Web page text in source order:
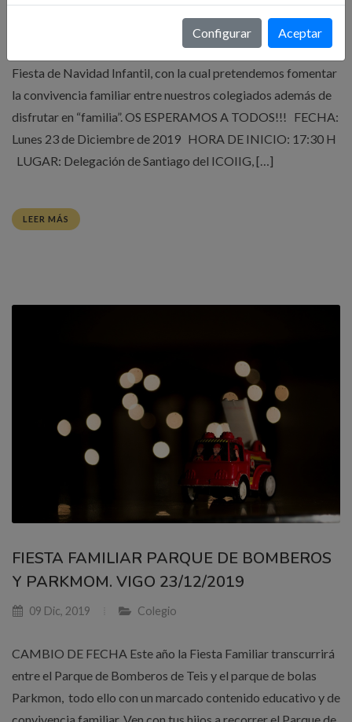
10 Dic, 2019 Colegio
La Delegación de Santiago del ICOIIG, ha organizado la I
Fiesta de Navidad Infantil, con la cual pretendemos fomentar
la convivencia familiar entre nuestros colegiados además de
disfrutar en “familia”. OS ESPERAMOS A TODOS!!! FECHA:
Lunes 23 de Diciembre de 2019 HORA DE INICIO: 17:30 H
LUGAR: Delegación de Santiago del ICOIIG, […]
LEER MÁS
FIESTA FAMILIAR PARQUE DE BOMBEROS
Y PARKMOM. VIGO 23/12/2019
09 Dic, 2019 Colegio
CAMBIO DE FECHA Este año la Fiesta Familiar transcurrirá
entre el Parque de Bomberos de Teis y el parque de bolas
Parkmon, todo ello con un marcado contenido educativo y de
Configurar Aceptar